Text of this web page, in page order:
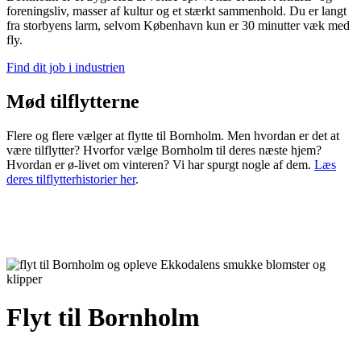
foreningsliv, masser af kultur og et stærkt sammenhold. Du er langt
fra storbyens larm, selvom København kun er 30 minutter væk med
fly.
Find dit job i industrien
Mød tilflytterne
Flere og flere vælger at flytte til Bornholm. Men hvordan er det at
være tilflytter? Hvorfor vælge Bornholm til deres næste hjem?
Hvordan er ø-livet om vinteren? Vi har spurgt nogle af dem. Læs
deres tilflytterhistorier her.
Flyt til Bornholm